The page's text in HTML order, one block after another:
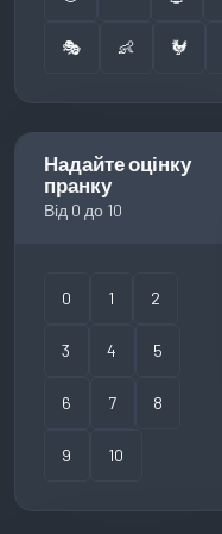
🎭 👶 🐓
Надайте оцінку
пранку
Від 0 до 10
0 1 2
3 4 5
6 7 8
9 10